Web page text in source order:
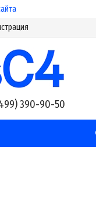
390-90-50